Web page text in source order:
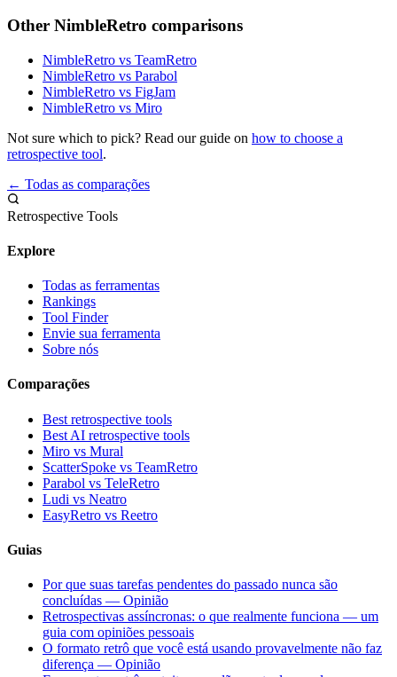
Other NimbleRetro comparisons
NimbleRetro vs TeamRetro
NimbleRetro vs Parabol
NimbleRetro vs FigJam
NimbleRetro vs Miro
Not sure which to pick? Read our guide on how to choose a
retrospective tool.
← Todas as comparações
Retrospective Tools
Explore
Todas as ferramentas
Rankings
Tool Finder
Envie sua ferramenta
Sobre nós
Comparações
Best retrospective tools
Best AI retrospective tools
Miro vs Mural
ScatterSpoke vs TeamRetro
Parabol vs TeleRetro
Ludi vs Neatro
EasyRetro vs Reetro
Guias
Por que suas tarefas pendentes do passado nunca são
concluídas — Opinião
Retrospectivas assíncronas: o que realmente funciona — um
guia com opiniões pessoais
O formato retrô que você está usando provavelmente não faz
diferença — Opinião